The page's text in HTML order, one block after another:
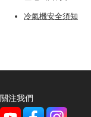
冷氣機安全須知
關注我們